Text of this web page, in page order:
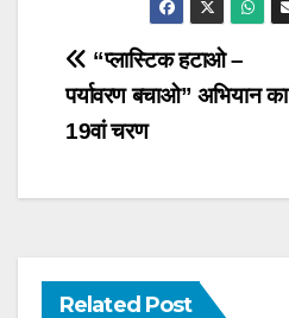
Post
navigation
“प्लास्टिक हटाओ –
पर्यावरण बचाओ” अभियान का
19वां चरण
Related Post